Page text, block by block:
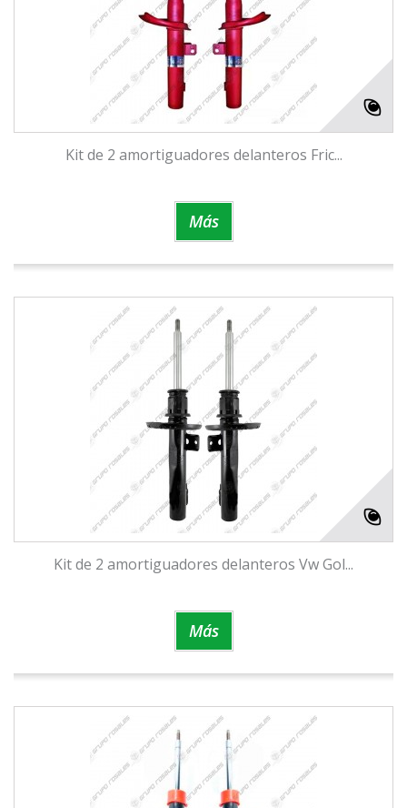
Kit de 2 amortiguadores delanteros Fric...
Más
Kit de 2 amortiguadores delanteros Vw Gol...
Más